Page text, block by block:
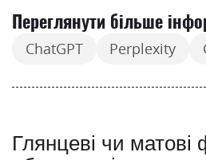
Переглянути більше
ChatGPT Perplexity
Глянцеві чи матові